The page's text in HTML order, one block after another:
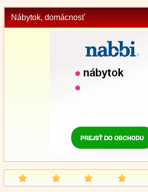
Nábytok, domácnosť